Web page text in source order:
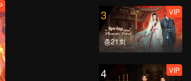
3
총21회
VIP
4 VIP